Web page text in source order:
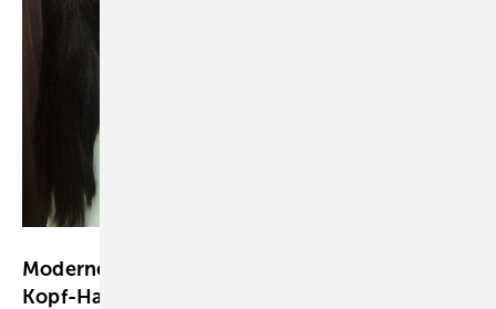
Moderne Therapiekonzepte bei
Kopf-Hals-Tumoren